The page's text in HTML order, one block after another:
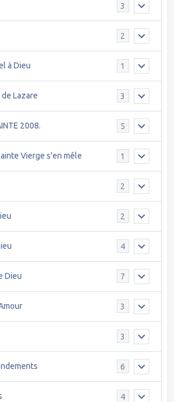
3
2
à Dieu 1
Lazare 3
2008. 5
Vierge s'en mêle 1
2
2
4
Dieu 7
3
3
6
4